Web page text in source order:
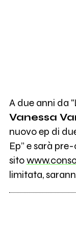
A due anni da
Vanessa
nuovo ep di
Ep” e sarà
sito
limitata,